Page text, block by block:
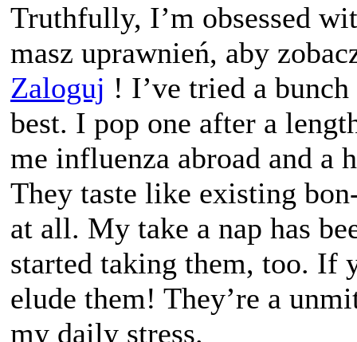
Truthfully, I’m obsessed
masz uprawnień, aby
Zaloguj ! I’ve tried a
best. I pop one after a
me influenza abroad and a
They taste like existing
at all. My take a nap has
started taking them, too. If
elude them! They’re a
my daily stress.